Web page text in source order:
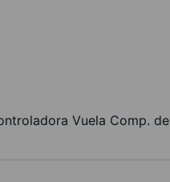
Vuela Comp. de